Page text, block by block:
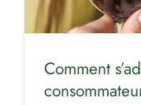
Comment